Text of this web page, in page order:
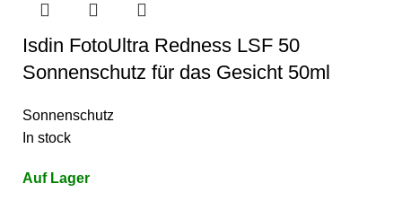
Isdin FotoUltra Redness LSF 50
Sonnenschutz für das Gesicht 50ml
Sonnenschutz
In stock